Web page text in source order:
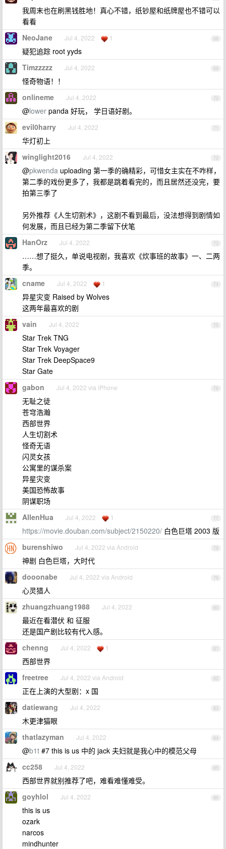
我周末也在刷黑钱胜地！真心不错，纸钞屋和纸牌屋也不错可以
看看
68
NeoJane Jul 4, 2022 1
疑犯追踪 root yyds
69
Timzzzzz Jul 4, 2022
怪奇物语！！
70
onlineme Jul 4, 2022
@lower panda 好玩， 学日语好剧。
71
evil0harry Jul 4, 2022
华灯初上
72
winglight2016 Jul 4, 2022
@pkwenda uploading 第一季的确精彩，可惜女主实在不咋样，
第二季的戏份更多了，我都是跳着看完的，而且居然还没完，要
拍第三季了
另外推荐《人生切割术》，这剧不看到最后，没法想得到剧情如
何发展，而且已经为第二季留下伏笔
73
HanOrz Jul 4, 2022
……想了挺久，单说电视剧，我喜欢《炊事班的故事》一、二两
季。
74
cname Jul 4, 2022 1
异星灾变 Raised by Wolves
这两年最喜欢的剧
75
vain Jul 4, 2022
Star Trek TNG
Star Trek Voyager
Star Trek DeepSpace9
Star Gate
76
gabon Jul 4, 2022 via iPhone
无耻之徒
苍穹浩瀚
西部世界
人生切割术
怪奇无语
闪灵女孩
公寓里的谋杀案
异星灾变
美国恐怖故事
阴谋职场
77
AllenHua Jul 4, 2022 1
https://movie.douban.com/subject/2150220/ 白色巨塔 2003 版
78
burenshiwo Jul 4, 2022 via Android
神剧 白色巨塔，大时代
79
dooonabe Jul 4, 2022 via Android
心灵猎人
80
zhuangzhuang1988 Jul 4, 2022
最近在看潜伏 和 征服
还是国产剧比较有代入感。
81
chenng Jul 4, 2022 1
西部世界
82
freetree Jul 4, 2022 via Android
正在上演的大型剧：x 国
83
datiewang Jul 4, 2022
木更津猫眼
84
thatlazyman Jul 4, 2022
@b1t #7 this is us 中的 jack 夫妇就是我心中的模范父母
85
cc258 Jul 4, 2022
西部世界就别推荐了吧，难看难懂难受。
86
goyhlol Jul 4, 2022
this is us
ozark
narcos
mindhunter